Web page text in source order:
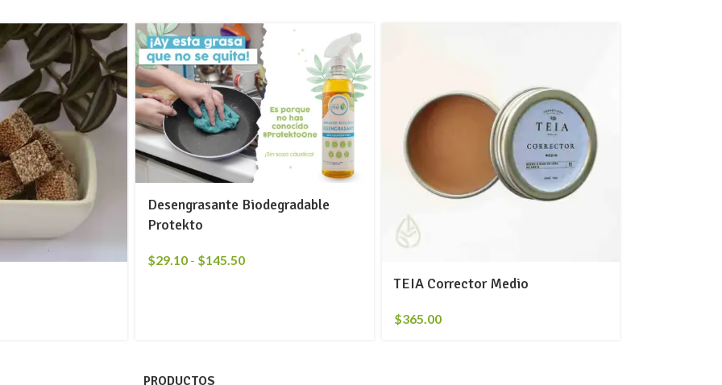
Desengrasante Biodegradable
Protekto
$29.10 - $145.50
TEIA Corrector Medio
$365.00
PRODUCTOS